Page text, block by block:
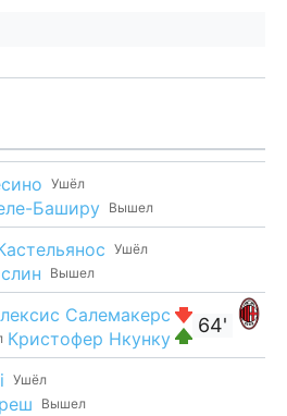
Ушёл
Вышел
Баширу
Ушёл
Вышел
64'
Салемакерс
Кристофер Нкунку
Ушёл
Вышел